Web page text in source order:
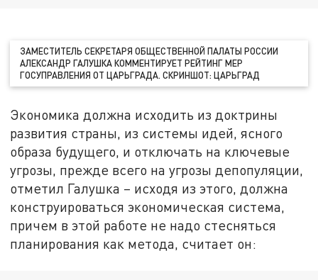
ЗАМЕСТИТЕЛЬ СЕКРЕТАРЯ ОБЩЕСТВЕННОЙ ПАЛАТЫ РОССИИ
АЛЕКСАНДР ГАЛУШКА КОММЕНТИРУЕТ РЕЙТИНГ МЕР
ГОСУПРАВЛЕНИЯ ОТ ЦАРЬГРАДА. СКРИНШОТ: ЦАРЬГРАД
Экономика должна исходить из доктрины
развития страны, из системы идей, ясного
образа будущего, и отключать на ключевые
угрозы, прежде всего на угрозы депопуляции,
отметил Галушка – исходя из этого, должна
конструироваться экономическая система,
причем в этой работе не надо стесняться
планирования как метода, считает он: